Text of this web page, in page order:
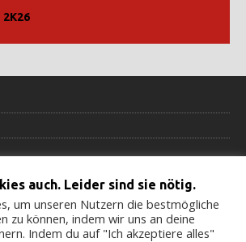
2K26
auch. Leider sind sie nötig.
um unseren Nutzern die bestmögliche
zu können, indem wir uns an deine
Indem du auf "Ich akzeptiere alles"